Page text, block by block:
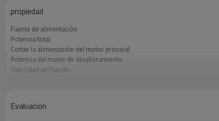
propiedad
Fuente de alimentación
Potencia total
Cortar la alimentación del motor principal
Potencia del motor de desplazamiento
Velocidad del husillo
Evaluacion